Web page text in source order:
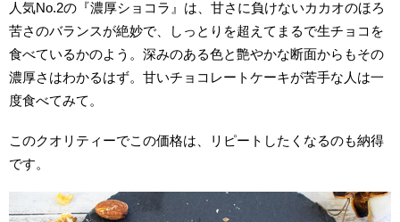
人気No.2の『濃厚ショコラ』は、甘さに負けないカカオのほろ
苦さのバランスが絶妙で、しっとりを超えてまるで生チョコを
食べているかのよう。深みのある色と艶やかな断面からもその
濃厚さはわかるはず。甘いチョコレートケーキが苦手な人は一
度食べてみて。
このクオリティーでこの価格は、リピートしたくなるのも納得
です。